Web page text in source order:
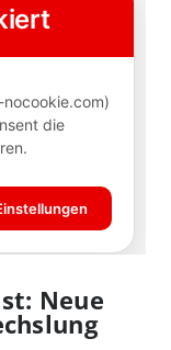
Neue